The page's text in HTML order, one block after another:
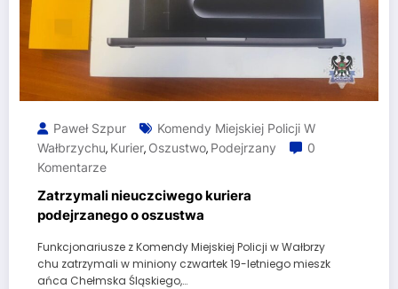
Paweł Szpur
Komendy Miejskiej Policji W
Wałbrzychu, Kurier, Oszustwo, Podejrzany
0
Komentarze
Zatrzymali nieuczciwego kuriera
podejrzanego o oszustwa
Funkcjonariusze z Komendy Miejskiej Policji w Wałbrzy
chu zatrzymali w miniony czwartek 19-letniego mieszk
ańca Chełmska Śląskiego,…